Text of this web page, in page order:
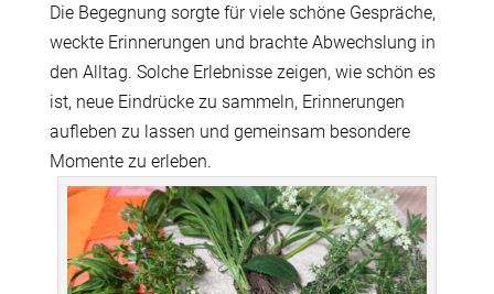
Die Begegnung sorgte für viele schöne Gespräche,
weckte Erinnerungen und brachte Abwechslung in
den Alltag. Solche Erlebnisse zeigen, wie schön es
ist, neue Eindrücke zu sammeln, Erinnerungen
aufleben zu lassen und gemeinsam besondere
Momente zu erleben.